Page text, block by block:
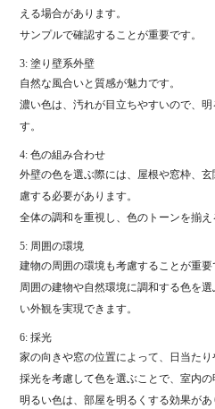
える場合があります。
サンプルで確認することが重要です。
3: 塗り壁系外壁
自然な風合いと質感が魅力です。
濃い色は、汚れが目立ちやすいので、
す。
4: 色の組み合わせ
外壁の色を選ぶ際には、屋根や窓枠、
慮する必要があります。
全体の調和を重視し、色のトーンを揃え
5: 周囲の環境
建物の周囲の環境も考慮することが重要
周囲の建物や自然環境に調和する色を
い外観を実現できます。
6: 採光
家の向きや窓の位置によって、日当たり
採光を考慮して色を選ぶことで、室内の
明るい色は、部屋を明るくする効果があ